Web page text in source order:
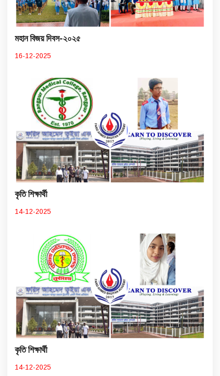
মহান বিজয় দিবস-২০২৫
16-12-2025
কৃতি শিক্ষার্থী
14-12-2025
কৃতি শিক্ষার্থী
14-12-2025